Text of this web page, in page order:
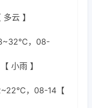
云 】
，08-
小雨 】
，08-14【